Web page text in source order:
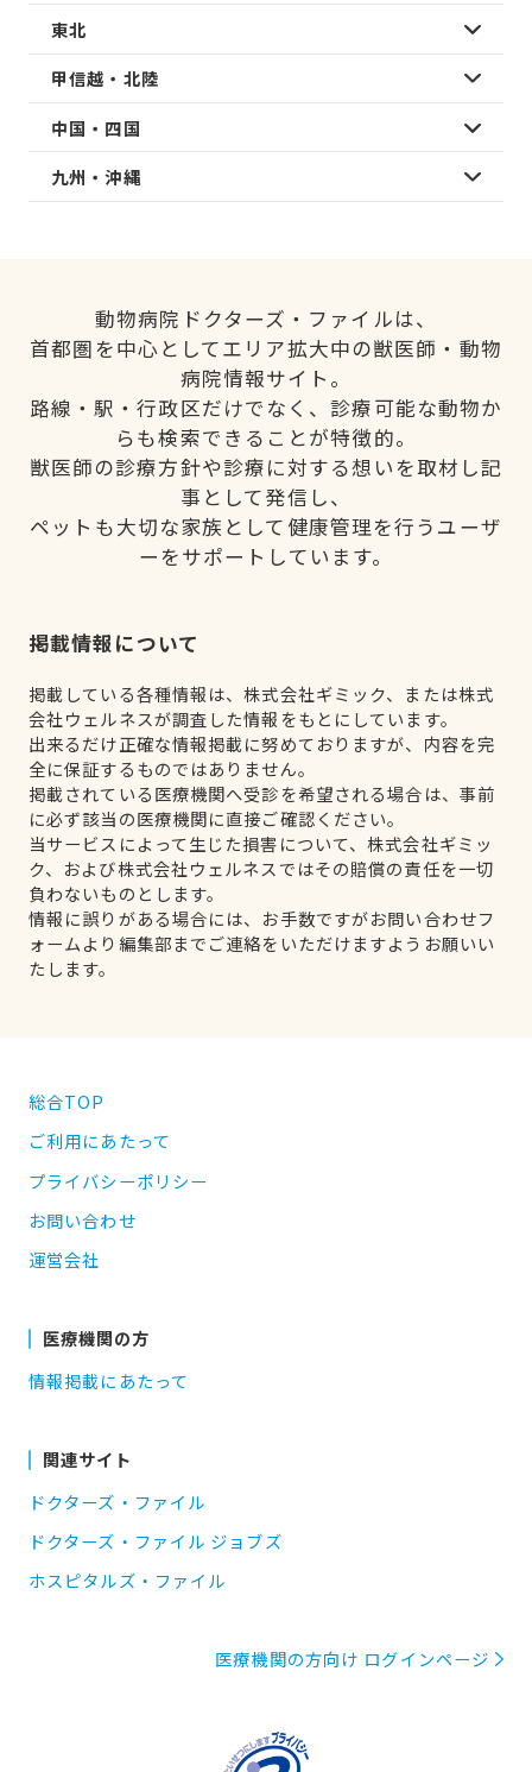
東北
甲信越・北陸
中国・四国
九州・沖縄
動物病院ドクターズ・ファイルは、
首都圏を中心としてエリア拡大中の獣医師・動物
病院情報サイト。
路線・駅・行政区だけでなく、診療可能な動物か
らも検索できることが特徴的。
獣医師の診療方針や診療に対する想いを取材し記
事として発信し、
ペットも大切な家族として健康管理を行うユーザ
ーをサポートしています。
掲載情報について
掲載している各種情報は、株式会社ギミック、または株式
会社ウェルネスが調査した情報をもとにしています。
出来るだけ正確な情報掲載に努めておりますが、内容を完
全に保証するものではありません。
掲載されている医療機関へ受診を希望される場合は、事前
に必ず該当の医療機関に直接ご確認ください。
当サービスによって生じた損害について、株式会社ギミッ
ク、および株式会社ウェルネスではその賠償の責任を一切
負わないものとします。
情報に誤りがある場合には、お手数ですがお問い合わせフ
ォームより編集部までご連絡をいただけますようお願いい
たします。
総合TOP
ご利用にあたって
プライバシーポリシー
お問い合わせ
運営会社
医療機関の方
情報掲載にあたって
関連サイト
ドクターズ・ファイル
ドクターズ・ファイル ジョブズ
ホスピタルズ・ファイル
医療機関の方向け ログインページ